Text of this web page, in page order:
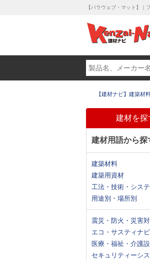
【パラウェブ・マット】｜
【建材ナビ】建築材
建材を探
建材用語から探
建築材料
建築用資材
工法・技術・シス
用途別・場所別
震災・防火・災害
エコ・サスティナ
医療・福祉・介護
セキュリティーシ